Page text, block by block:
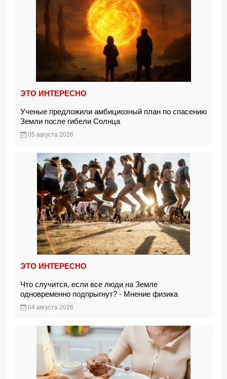
ЭТО ИНТЕРЕСНО
Ученые предложили амбициозный план по спасению
Земли после гибели Солнца
05 августа 2026
ЭТО ИНТЕРЕСНО
Что случится, если все люди на Земле
одновременно подпрыгнут? - Мнение физика
04 августа 2026